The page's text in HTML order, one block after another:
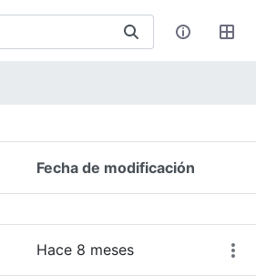
Fecha de modificación
Hace 8 meses